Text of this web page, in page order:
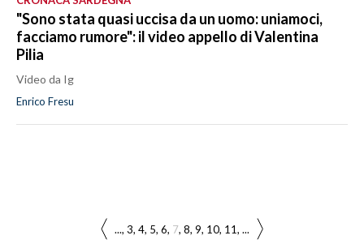
"Sono stata quasi uccisa da un uomo: uniamoci,
facciamo rumore": il video appello di Valentina
Pilia
Video da Ig
Enrico Fresu
... 3 4 5 6 7 8 9 10 11 ...